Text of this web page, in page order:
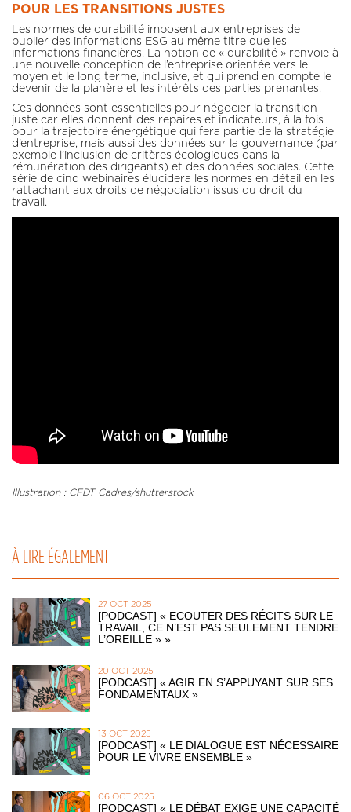
POUR LES TRANSITIONS JUSTES
Les normes de durabilité imposent aux entreprises de
publier des informations ESG au même titre que les
informations financières. La notion de « durabilité » renvoie à
une nouvelle conception de l’entreprise orientée vers le
moyen et le long terme, inclusive, et qui prend en compte le
devenir de la planère et les intérêts des parties prenantes.
Ces données sont essentielles pour négocier la transition
juste car elles donnent des repaires et indicateurs, à la fois
pour la trajectoire énergétique qui fera partie de la stratégie
d’entreprise, mais aussi des données sur la gouvernance (par
exemple l’inclusion de critères écologiques dans la
rémunération des dirigeants) et des données sociales. Cette
série de cinq webinaires élucidera les normes en détail en les
rattachant aux droits de négociation issus du droit du
travail.
Illustration : CFDT Cadres/shutterstock
À LIRE ÉGALEMENT
27 OCT 2025
[PODCAST] « ECOUTER DES RÉCITS SUR LE
TRAVAIL, CE N’EST PAS SEULEMENT TENDRE
L’OREILLE » »
20 OCT 2025
[PODCAST] « AGIR EN S’APPUYANT SUR SES
FONDAMENTAUX »
13 OCT 2025
[PODCAST] « LE DIALOGUE EST NÉCESSAIRE
POUR LE VIVRE ENSEMBLE »
06 OCT 2025
[PODCAST] « LE DÉBAT EXIGE UNE CAPACITÉ